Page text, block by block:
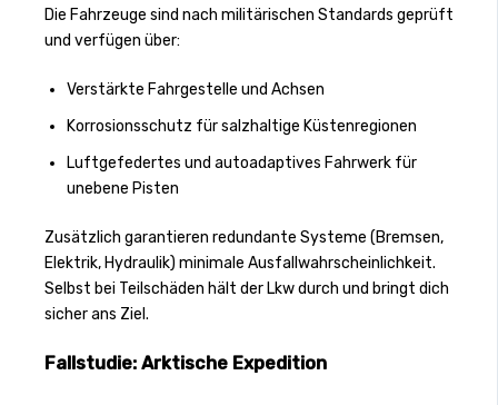
Die Fahrzeuge sind nach militärischen Standards geprüft
und verfügen über:
Verstärkte Fahrgestelle und Achsen
Korrosionsschutz für salzhaltige Küstenregionen
Luftgefedertes und autoadaptives Fahrwerk für
unebene Pisten
Zusätzlich garantieren redundante Systeme (Bremsen,
Elektrik, Hydraulik) minimale Ausfallwahrscheinlichkeit.
Selbst bei Teilschäden hält der Lkw durch und bringt dich
sicher ans Ziel.
Fallstudie: Arktische Expedition